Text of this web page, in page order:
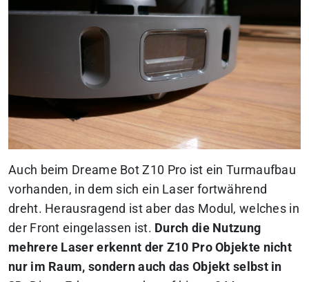
Auch beim Dreame Bot Z10 Pro ist ein Turmaufbau
vorhanden, in dem sich ein Laser fortwährend
dreht. Herausragend ist aber das Modul, welches in
der Front eingelassen ist. Durch die Nutzung
mehrere Laser erkennt der Z10 Pro Objekte nicht
nur im Raum, sondern auch das Objekt selbst in